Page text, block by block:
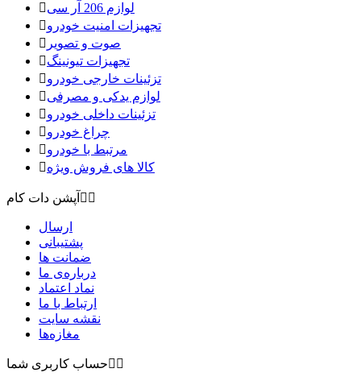

لوازم 206 آر سی
تجهیزات امنیت خودرو
 صوت و تصویر
تجهیزات تیونینگ
تزئینات خارجی خودرو
لوازم یدکی و مصرفی
تزئینات داخلی خودرو
چراغ خودرو
مرتبط با خودرو
کالا های فروش ویژه
آپشن دات کام  
ارسال
پشتیبانی
ضمانت ها
درباره‌ی ما
نماد اعتماد
ارتباط با ما
نقشه سايت
مغازه‌ها
حساب کاربری شما 